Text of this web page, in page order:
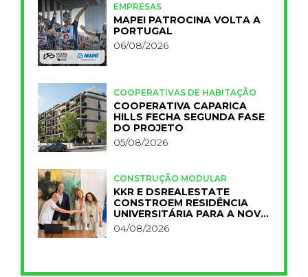
EMPRESAS
MAPEI PATROCINA VOLTA A
PORTUGAL
06/08/2026
COOPERATIVAS DE HABITAÇÃO
COOPERATIVA CAPARICA
HILLS FECHA SEGUNDA FASE
DO PROJETO
05/08/2026
CONSTRUÇÃO MODULAR
KKR E DSREALESTATE
CONSTROEM RESIDÊNCIA
UNIVERSITÁRIA PARA A NOVA
FCT
04/08/2026